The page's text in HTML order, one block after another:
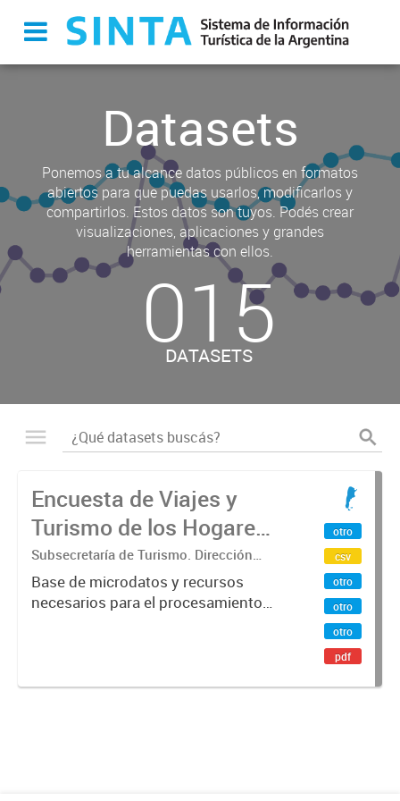
Datasets
Ponemos a tu alcance datos públicos en formatos
abiertos para que puedas usarlos, modificarlos y
compartirlos. Estos datos son tuyos. Podés crear
visualizaciones, aplicaciones y grandes
herramientas con ellos.
015
DATASETS
Encuesta de Viajes y
Turismo de los Hogares
(EVyTH) - Microdatos
Subsecretaría de Turismo. Dirección
Nacional de Mercados y Estadística
Base de microdatos y recursos
necesarios para el procesamiento
otro
csv
otro
otro
otro
pdf